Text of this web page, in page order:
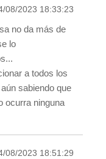
08/2023 18:33:23
no da más de
lo
a todos los
sabiendo que
ocurra ninguna
08/2023 18:51:29